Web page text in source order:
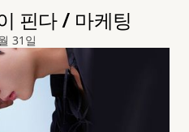
핀다 / 마케팅
31일